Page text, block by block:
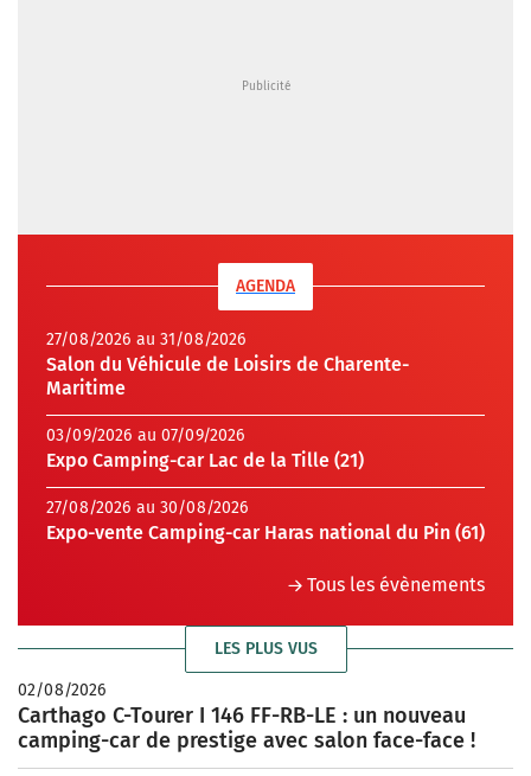
AGENDA
27/08/2026 au 31/08/2026
Salon du Véhicule de Loisirs de Charente-
Maritime
03/09/2026 au 07/09/2026
Expo Camping-car Lac de la Tille (21)
27/08/2026 au 30/08/2026
Expo-vente Camping-car Haras national du Pin (61)
Tous les évènements
LES PLUS VUS
02/08/2026
Carthago C-Tourer I 146 FF-RB-LE : un nouveau
camping-car de prestige avec salon face-face !